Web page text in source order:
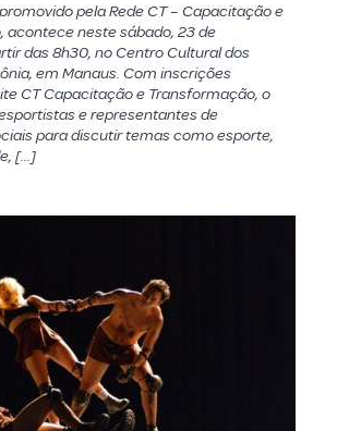
promovido pela Rede CT – Capacitação e
acontece neste sábado, 23 de
das 8h30, no Centro Cultural dos
em Manaus. Com inscrições
CT Capacitação e Transformação, o
e representantes de
para discutir temas como esporte,
[…]